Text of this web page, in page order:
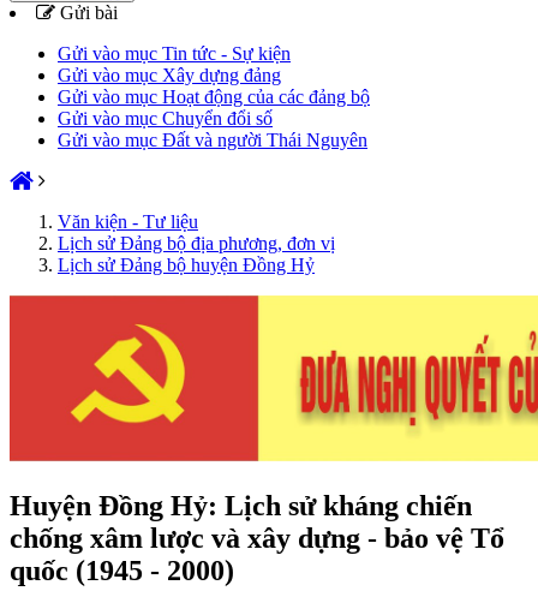
Gửi bài
Gửi vào mục Tin tức - Sự kiện
Gửi vào mục Xây dựng đảng
Gửi vào mục Hoạt động của các đảng bộ
Gửi vào mục Chuyển đổi số
Gửi vào mục Đất và người Thái Nguyên
Văn kiện - Tư liệu
Lịch sử Đảng bộ địa phương, đơn vị
Lịch sử Đảng bộ huyện Đồng Hỷ
Huyện Đồng Hỷ: Lịch sử kháng chiến
chống xâm lược và xây dựng - bảo vệ Tổ
quốc (1945 - 2000)